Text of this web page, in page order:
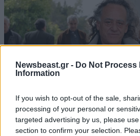
Newsbeast.gr - Do Not Process
Information
If you wish to opt-out of the sale,
processing of your personal or
targeted advertising by us, please
section to confirm your selection.